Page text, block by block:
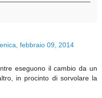
febbraio 09, 2014
eseguono il cambio da un
in procinto di sorvolare la